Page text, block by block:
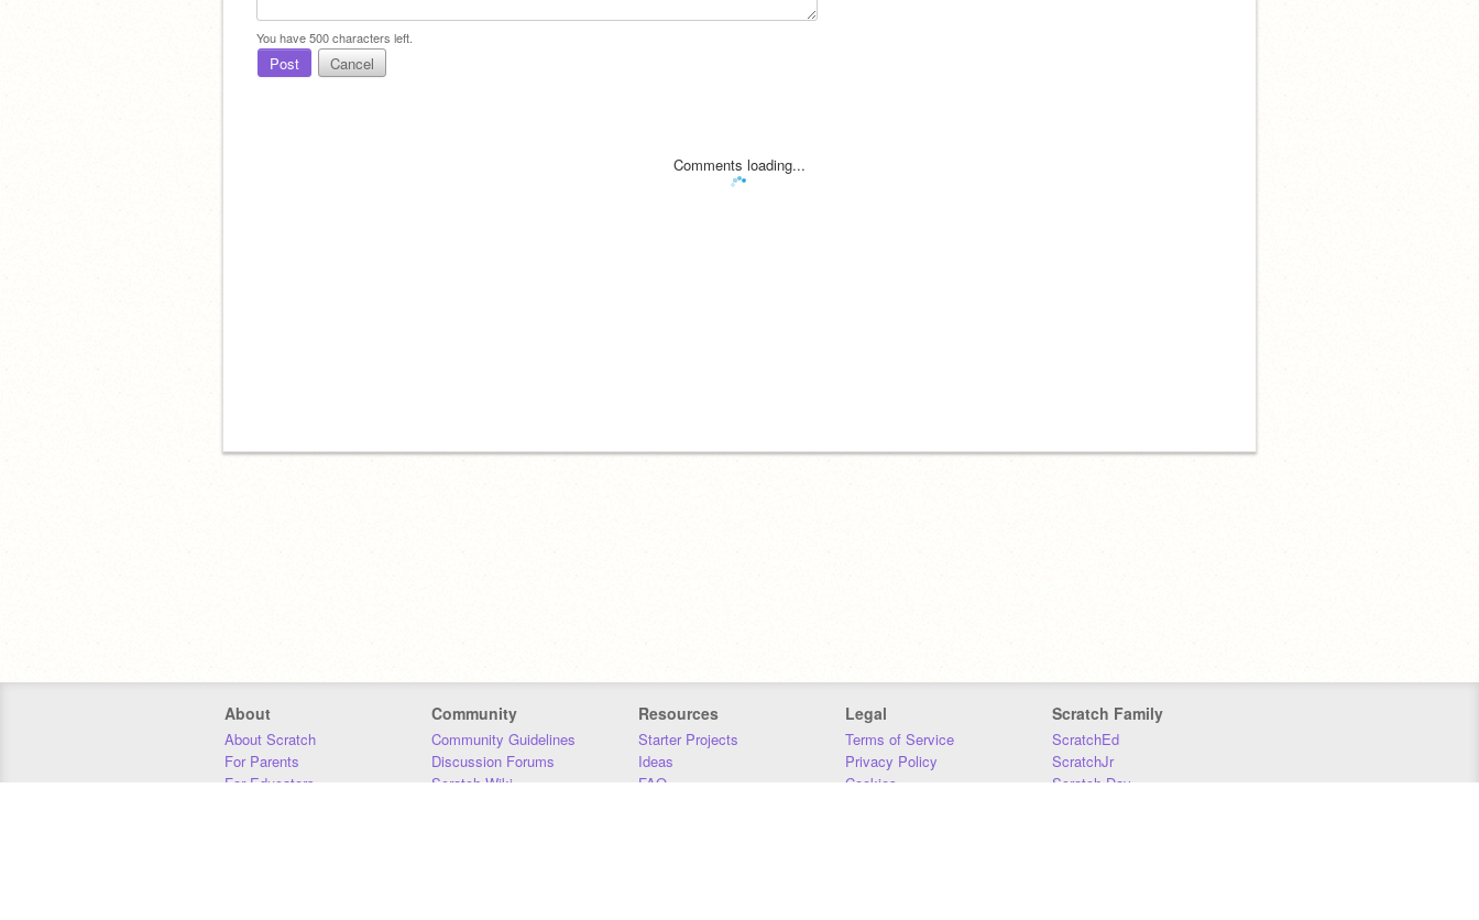
You have500characters left.
Post Cancel
Comments loading...
About
About Scratch
For Parents
For Educators
Community
Community Guidelines
Discussion Forums
Scratch Wiki
Resources
Starter Projects
Ideas
FAQ
Legal
Terms of Service
Privacy Policy
Cookies
Scratch Family
ScratchEd
ScratchJr
Scratch Day